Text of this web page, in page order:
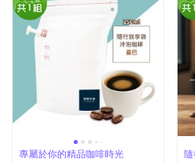
專屬於你的精品咖啡時光